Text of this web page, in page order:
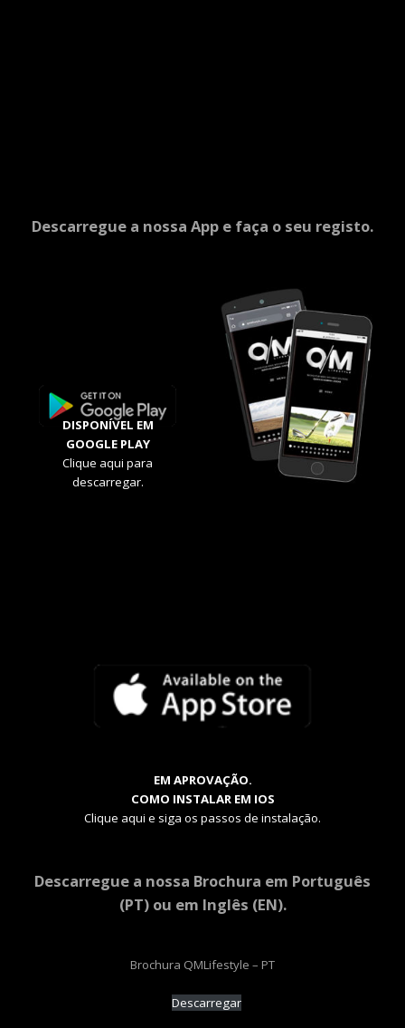
Descarregue a nossa App e faça o seu registo.
DISPONÍVEL EM
GOOGLE PLAY
Clique aqui para
descarregar.
EM APROVAÇÃO.
COMO INSTALAR EM IOS
Clique aqui e siga os passos de instalação.
Descarregue a nossa Brochura em Português
(PT) ou em Inglês (EN).
Brochura QMLifestyle – PT
Descarregar